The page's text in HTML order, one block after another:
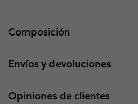
Composición
Envíos y devoluciones
Opiniones de clientes